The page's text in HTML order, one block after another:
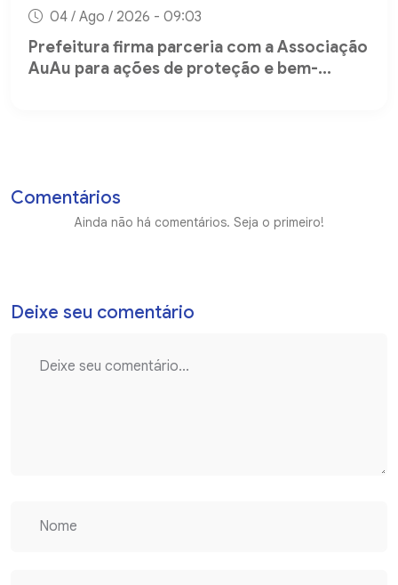
04 / Ago / 2026 - 09:03
Prefeitura firma parceria com a Associação
AuAu para ações de proteção e bem-...
Comentários
Ainda não há comentários. Seja o primeiro!
Deixe seu comentário